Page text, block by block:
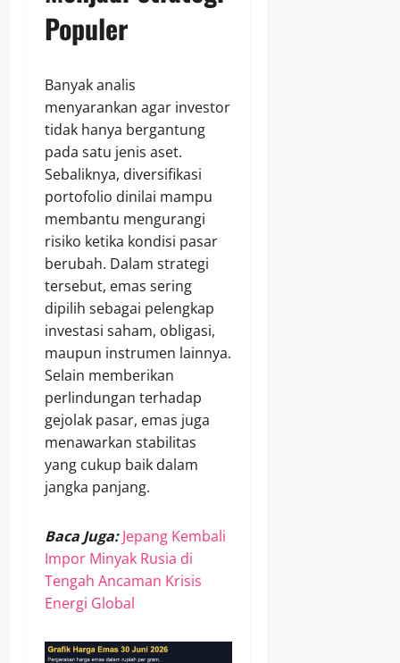
Populer
Banyak analis
menyarankan agar investor
tidak hanya bergantung
pada satu jenis aset.
Sebaliknya, diversifikasi
portofolio dinilai mampu
membantu mengurangi
risiko ketika kondisi pasar
berubah. Dalam strategi
tersebut, emas sering
dipilih sebagai pelengkap
investasi saham, obligasi,
maupun instrumen lainnya.
Selain memberikan
perlindungan terhadap
gejolak pasar, emas juga
menawarkan stabilitas
yang cukup baik dalam
jangka panjang.
Baca Juga: Jepang Kembali
Impor Minyak Rusia di
Tengah Ancaman Krisis
Energi Global